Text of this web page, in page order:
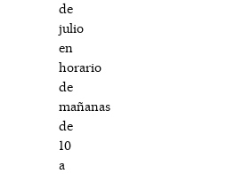
de
julio
en
horario
de
mañanas
de
10
a